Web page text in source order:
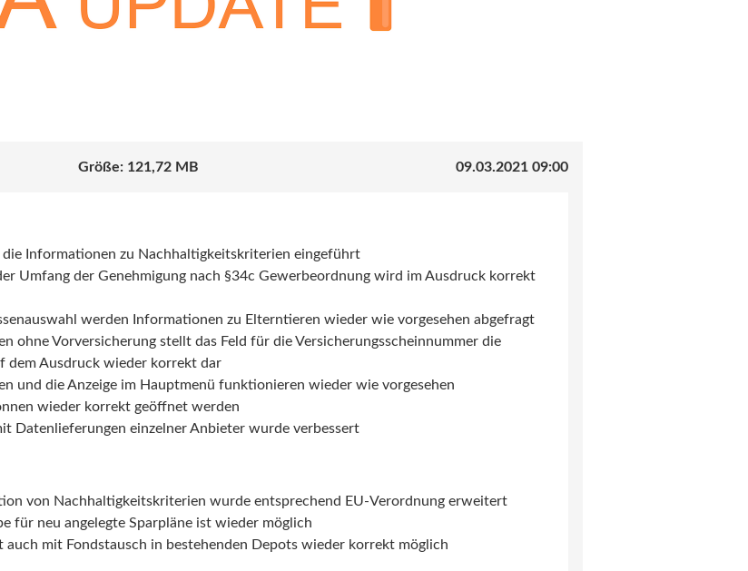
09.03.2021 09:00
121,72 MB
Informationen zu Nachhaltigkeitskriterien eingeführt
Umfang der Genehmigung nach §34c Gewerbeordnung wird im Ausdruck korrekt
werden Informationen zu Elterntieren wieder wie vorgesehen abgefragt
ohne Vorversicherung stellt das Feld für die Versicherungsscheinnummer die
dem Ausdruck wieder korrekt dar
und die Anzeige im Hauptmenü funktionieren wieder wie vorgesehen
wieder korrekt geöffnet werden
Datenlieferungen einzelner Anbieter wurde verbessert
von Nachhaltigkeitskriterien wurde entsprechend EU-Verordnung erweitert
für neu angelegte Sparpläne ist wieder möglich
auch mit Fondstausch in bestehenden Depots wieder korrekt möglich